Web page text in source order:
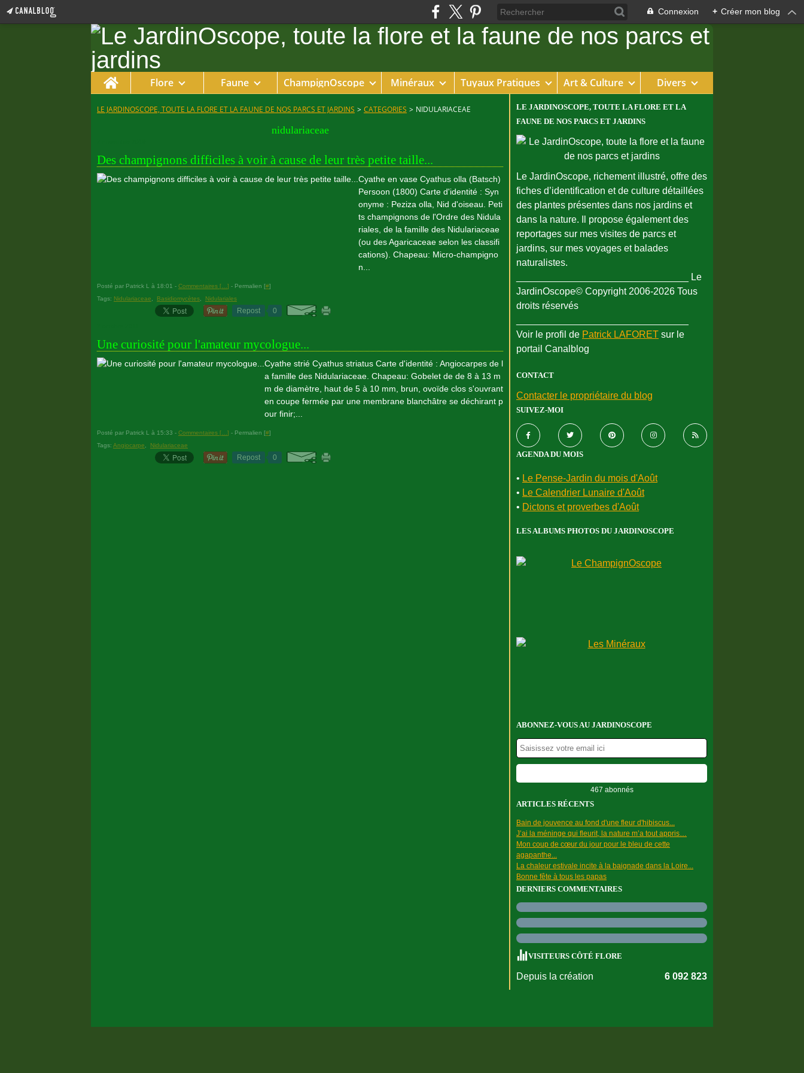
Connexion + Créer mon blog
Home Flore Faune ChampignOscope Minéraux Tuyaux Pratiques Art & Culture Divers
LE JARDINOSCOPE, TOUTE LA FLORE ET LA FAUNE DE NOS PARCS ET JARDINS > CATEGORIES > NIDULARIACEAE
nidulariaceae
Des champignons difficiles à voir à cause de leur très petite taille...
Cyathe en vase Cyathus olla (Batsch)
Persoon (1800) Carte d'identité : Syn
onyme : Peziza olla, Nid d'oiseau. Peti
ts champignons de l'Ordre des Nidula
riales, de la famille des Nidulariaceae
(ou des Agaricaceae selon les classifi
cations). Chapeau: Micro-champigno
n...
Posté par Patrick L à 18:01 - Commentaires [ ] - Permalien [#]
Tags: Nidulariaceae Basidiomycètes Nidulariales
Repost 0
Une curiosité pour l'amateur mycologue...
Cyathe strié Cyathus striatus Carte d'identité : Angiocarpes de l
a famille des Nidulariaceae. Chapeau: Gobelet de de 8 à 13 m
m de diamètre, haut de 5 à 10 mm, brun, ovoïde clos s'ouvrant
en coupe fermée par une membrane blanchâtre se déchirant p
our finir;...
Posté par Patrick L à 15:33 - Commentaires [ ] - Permalien [#]
Tags: Angiocarpe Nidulariaceae
Repost 0
LE JARDINOSCOPE, TOUTE LA FLORE ET LA
FAUNE DE NOS PARCS ET JARDINS
Le JardinOscope, richement illustré, offre des
fiches d’identification et de culture détaillées
des plantes présentes dans nos jardins et
dans la nature. Il propose également des
reportages sur mes visites de parcs et
jardins, sur mes voyages et balades
naturalistes.
________________________________ Le
JardinOscope© Copyright 2006-2026 Tous
droits réservés
Voir le profil de Patrick LAFORET sur le
portail Canalblog
CONTACT
Contacter le propriétaire du blog
SUIVEZ-MOI
AGENDA DU MOIS
• Le Pense-Jardin du mois d'Août
• Le Calendrier Lunaire d'Août
• Dictons et proverbes d'Août
LES ALBUMS PHOTOS DU JARDINOSCOPE
ABONNEZ-VOUS AU JARDINOSCOPE
467 abonnés
ARTICLES RÉCENTS
Bain de jouvence au fond d'une fleur d'hibiscus...
J’ai la méninge qui fleurit, la nature m’a tout appris…
Mon coup de cœur du jour pour le bleu de cette
agapanthe...
La chaleur estivale incite à la baignade dans la Loire...
Bonne fête à tous les papas
DERNIERS COMMENTAIRES
VISITEURS CÔTÉ FLORE
Depuis la création 6 092 823